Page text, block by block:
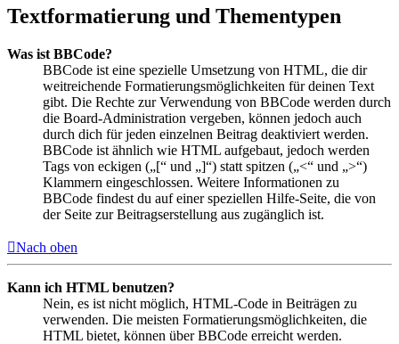
Textformatierung und Thementypen
Was ist BBCode?
BBCode ist eine spezielle Umsetzung von HTML, die dir
weitreichende Formatierungsmöglichkeiten für deinen Text
gibt. Die Rechte zur Verwendung von BBCode werden durch
die Board-Administration vergeben, können jedoch auch
durch dich für jeden einzelnen Beitrag deaktiviert werden.
BBCode ist ähnlich wie HTML aufgebaut, jedoch werden
Tags von eckigen („[“ und „]“) statt spitzen („<“ und „>“)
Klammern eingeschlossen. Weitere Informationen zu
BBCode findest du auf einer speziellen Hilfe-Seite, die von
der Seite zur Beitragserstellung aus zugänglich ist.
Nach oben
Kann ich HTML benutzen?
Nein, es ist nicht möglich, HTML-Code in Beiträgen zu
verwenden. Die meisten Formatierungsmöglichkeiten, die
HTML bietet, können über BBCode erreicht werden.